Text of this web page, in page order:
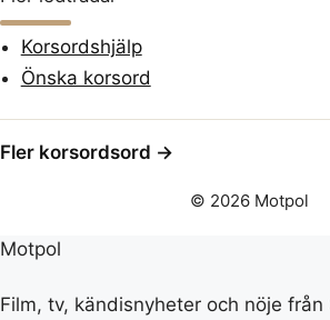
Korsordshjälp
Önska korsord
Fler korsordsord →
© 2026 Motpol
Motpol
Film, tv, kändisnyheter och nöje från